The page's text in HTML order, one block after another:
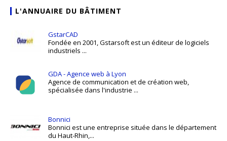
L'ANNUAIRE DU BÂTIMENT
GstarCAD
Fondée en 2001, Gstarsoft est un éditeur de logiciels
industriels ...
GDA - Agence web à Lyon
Agence de communication et de création web,
spécialisée dans l'industrie ...
Bonnici
Bonnici est une entreprise située dans le département
du Haut-Rhin,...